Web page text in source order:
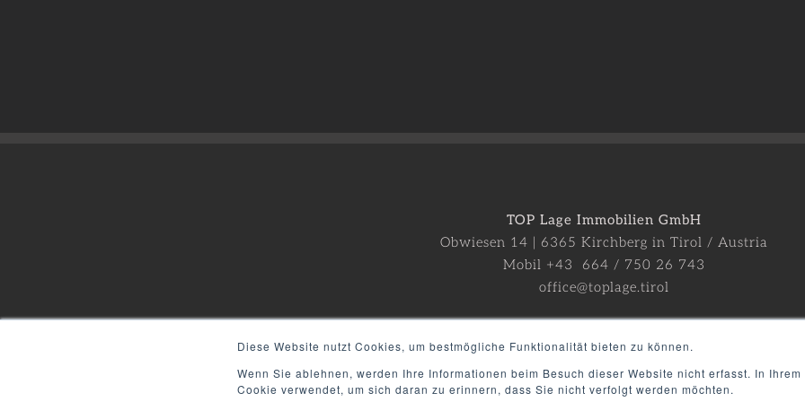
Diese Website nutzt Cookies, um bestmögliche Funktionalität bieten zu können.
Wenn Sie ablehnen, werden Ihre Informationen beim Besuch dieser Website nicht erfasst. In
Cookie verwendet, um sich daran zu erinnern, dass Sie nicht verfolgt werden möchten.
TOP Lage Immobilien GmbH
Obwiesen 14 | 6365 Kirchberg in Tirol / Austria
Mobil +43 664 / 750 26 743
office@toplage.tirol
Datenschutzerklärung Impressum